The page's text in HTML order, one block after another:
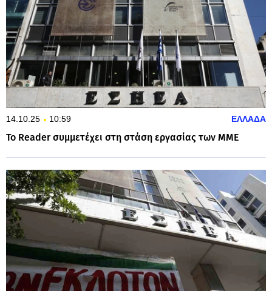
14.10.25 10:59 ΕΛΛΑΔΑ
Το Reader συμμετέχει στη στάση εργασίας των ΜΜΕ